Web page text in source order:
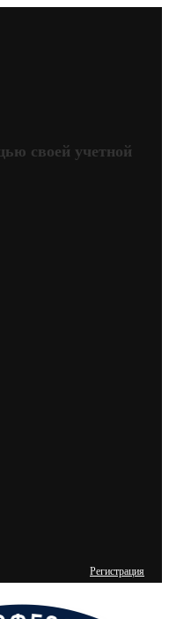
своей учетной
Регистрация